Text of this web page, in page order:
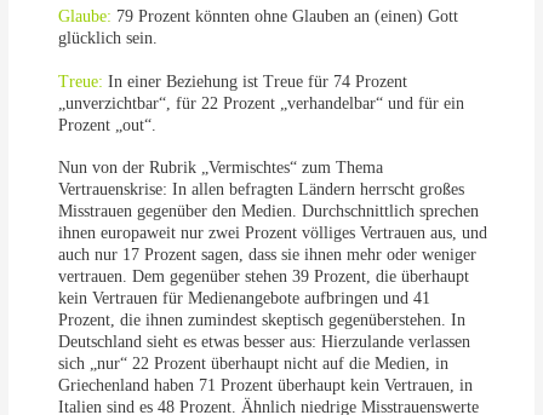
Glaube: 79 Prozent könnten ohne Glauben an (einen) Gott
glücklich sein.
Treue: In einer Beziehung ist Treue für 74 Prozent
„unverzichtbar“, für 22 Prozent „verhandelbar“ und für ein
Prozent „out“.
Nun von der Rubrik „Vermischtes“ zum Thema
Vertrauenskrise: In allen befragten Ländern herrscht großes
Misstrauen gegenüber den Medien. Durchschnittlich sprechen
ihnen europaweit nur zwei Prozent völliges Vertrauen aus, und
auch nur 17 Prozent sagen, dass sie ihnen mehr oder weniger
vertrauen. Dem gegenüber stehen 39 Prozent, die überhaupt
kein Vertrauen für Medienangebote aufbringen und 41
Prozent, die ihnen zumindest skeptisch gegenüberstehen. In
Deutschland sieht es etwas besser aus: Hierzulande verlassen
sich „nur“ 22 Prozent überhaupt nicht auf die Medien, in
Griechenland haben 71 Prozent überhaupt kein Vertrauen, in
Italien sind es 48 Prozent. Ähnlich niedrige Misstrauenswerte